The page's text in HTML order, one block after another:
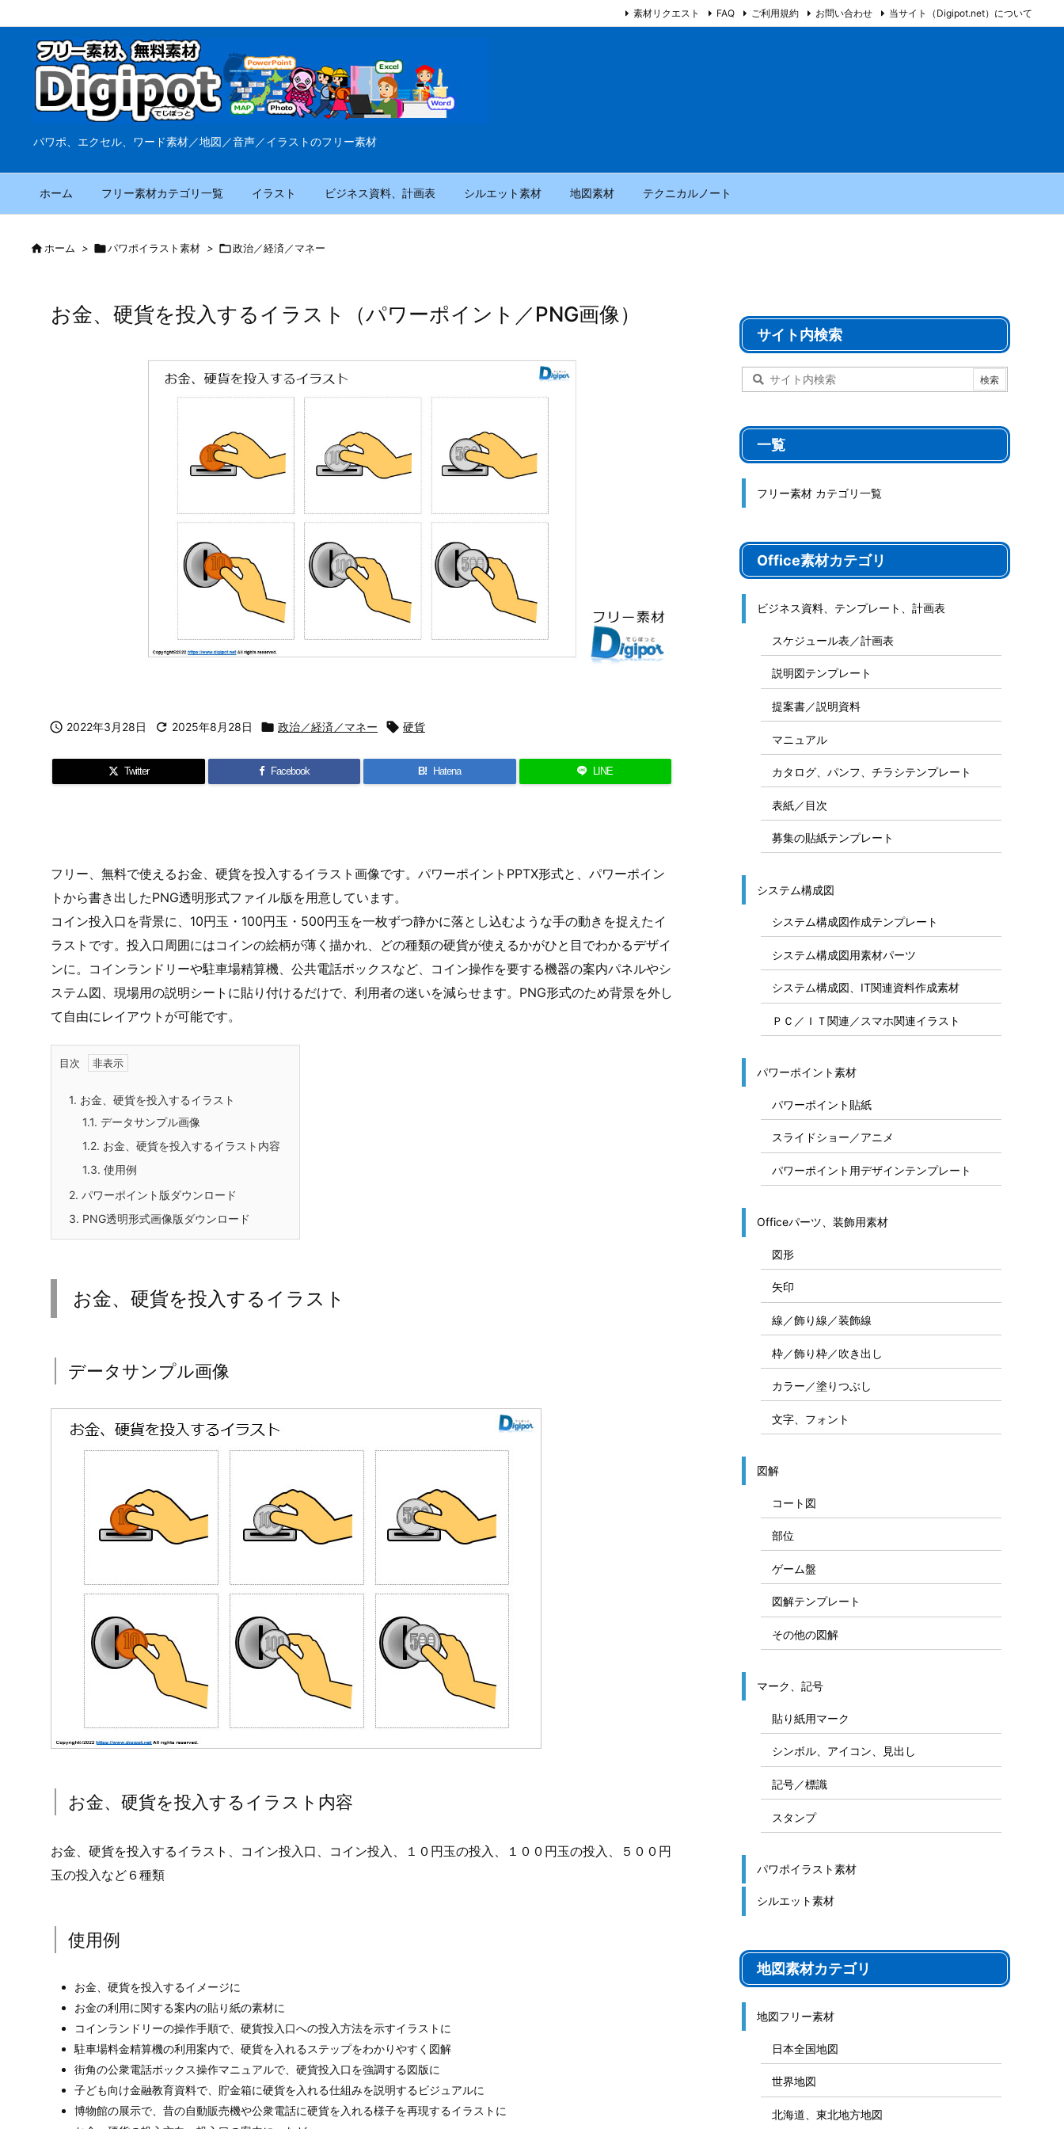
パワポ、エクセル、ワード素材／地図／音声／イラストのフリー素材
ホーム フリー素材カテゴリ一覧 イラスト ビジネス資料、計画表 シルエット素材 地図素材 テクニカルノート
素材リクエスト FAQ ご利用規約 お問い合わせ 当サイト（Digipot.net）について
ホーム > パワポイラスト素材 > 政治／経済／マネー
お金、硬貨を投入するイラスト（パワーポイント／PNG画像）
 2022年3月28日  2025年8月28日  政治／経済／マネー  硬貨
Twitter Facebook B! Hatena LINE
フリー、無料で使えるお金、硬貨を投入するイラスト画像です。パワーポイントPPTX形式と、パワーポイン
トから書き出したPNG透明形式ファイル版を用意しています。
コイン投入口を背景に、10円玉・100円玉・500円玉を一枚ずつ静かに落とし込むような手の動きを捉えたイ
ラストです。投入口周囲にはコインの絵柄が薄く描かれ、どの種類の硬貨が使えるかがひと目でわかるデザイ
ンに。コインランドリーや駐車場精算機、公共電話ボックスなど、コイン操作を要する機器の案内パネルやシ
ステム図、現場用の説明シートに貼り付けるだけで、利用者の迷いを減らせます。PNG形式のため背景を外し
て自由にレイアウトが可能です。
目次
1. お金、硬貨を投入するイラスト
1.1. データサンプル画像
1.2. お金、硬貨を投入するイラスト内容
1.3. 使用例
2. パワーポイント版ダウンロード
3. PNG透明形式画像版ダウンロード
お金、硬貨を投入するイラスト
データサンプル画像
お金、硬貨を投入するイラスト内容
お金、硬貨を投入するイラスト、コイン投入口、コイン投入、１０円玉の投入、１００円玉の投入、５００円
玉の投入など６種類
使用例
お金、硬貨を投入するイメージに
お金の利用に関する案内の貼り紙の素材に
コインランドリーの操作手順で、硬貨投入口への投入方法を示すイラストに
駐車場料金精算機の利用案内で、硬貨を入れるステップをわかりやすく図解
街角の公衆電話ボックス操作マニュアルで、硬貨投入口を強調する図版に
子ども向け金融教育資料で、貯金箱に硬貨を入れる仕組みを説明するビジュアルに
博物館の展示で、昔の自動販売機や公衆電話に硬貨を入れる様子を再現するイラストに
サイト内検索
一覧
フリー素材 カテゴリ一覧
Office素材カテゴリ
ビジネス資料、テンプレート、計画表
スケジュール表／計画表
説明図テンプレート
提案書／説明資料
マニュアル
カタログ、パンフ、チラシテンプレート
表紙／目次
募集の貼紙テンプレート
システム構成図
システム構成図作成テンプレート
システム構成図用素材パーツ
システム構成図、IT関連資料作成素材
ＰＣ／ＩＴ関連／スマホ関連イラスト
パワーポイント素材
パワーポイント貼紙
スライドショー／アニメ
パワーポイント用デザインテンプレート
Officeパーツ、装飾用素材
図形
矢印
線／飾り線／装飾線
枠／飾り枠／吹き出し
カラー／塗りつぶし
文字、フォント
図解
コート図
部位
ゲーム盤
図解テンプレート
その他の図解
マーク、記号
貼り紙用マーク
シンボル、アイコン、見出し
記号／標識
スタンプ
パワポイラスト素材
シルエット素材
地図素材カテゴリ
地図フリー素材
日本全国地図
世界地図
北海道、東北地方地図